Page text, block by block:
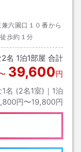
六園口１０番から
歩約１分
2名 1泊1部屋 合計
39,600円
1名 (2名1室)｜ 1泊
円〜19,800円